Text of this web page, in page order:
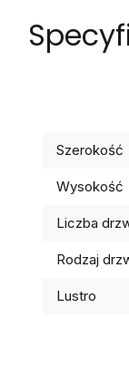
Szerokość
Wysokość
Liczba
Rodzaj
Lustro